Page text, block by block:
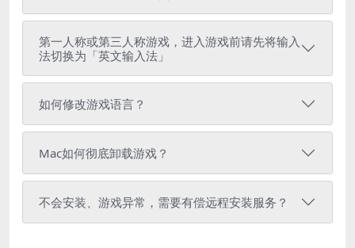
第一人称或第三人称游戏，进入游戏前请先将输入
法切换为「英文输入法」
如何修改游戏语言？
Mac如何彻底卸载游戏？
不会安装、游戏异常，需要有偿远程安装服务？